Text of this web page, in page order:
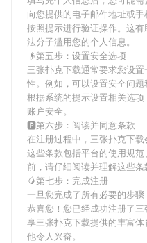
向您提供的电子邮件地址或
按照提示进行验证操作。这
法分子滥用您的个人信息。
👴第五步：设置安全选项
三张扑克下载通常要求您设
性。例如，可以设置安全问
根据系统的提示设置相关选
账户安全。
🅿第六步：阅读并同意条款
在注册过程中，三张扑克下载
这些条款包括平台的使用规
前，请仔细阅读并理解这些条
🥭第七步：完成注册
一旦您完成了所有必要的步
恭喜您！您已经成功注册了
享三张扑克下载提供的丰富
他令人兴奋。